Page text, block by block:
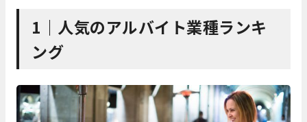
1｜人気のアルバイト業種ランキ
ング